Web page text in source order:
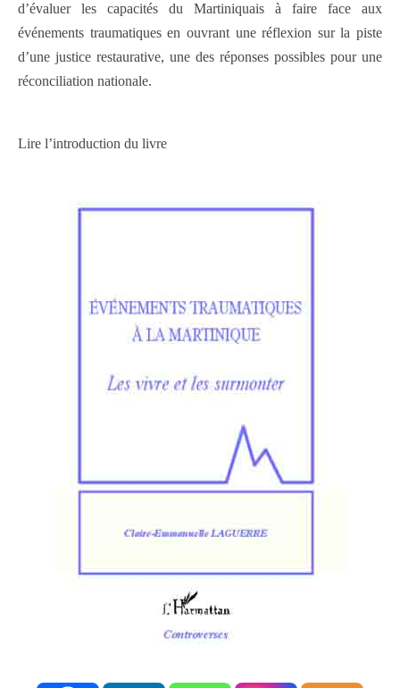
d’évaluer les capacités du Martiniquais à faire face aux
événements traumatiques en ouvrant une réflexion sur la piste
d’une justice restaurative, une des réponses possibles pour une
réconciliation nationale.
Lire l’introduction du livre